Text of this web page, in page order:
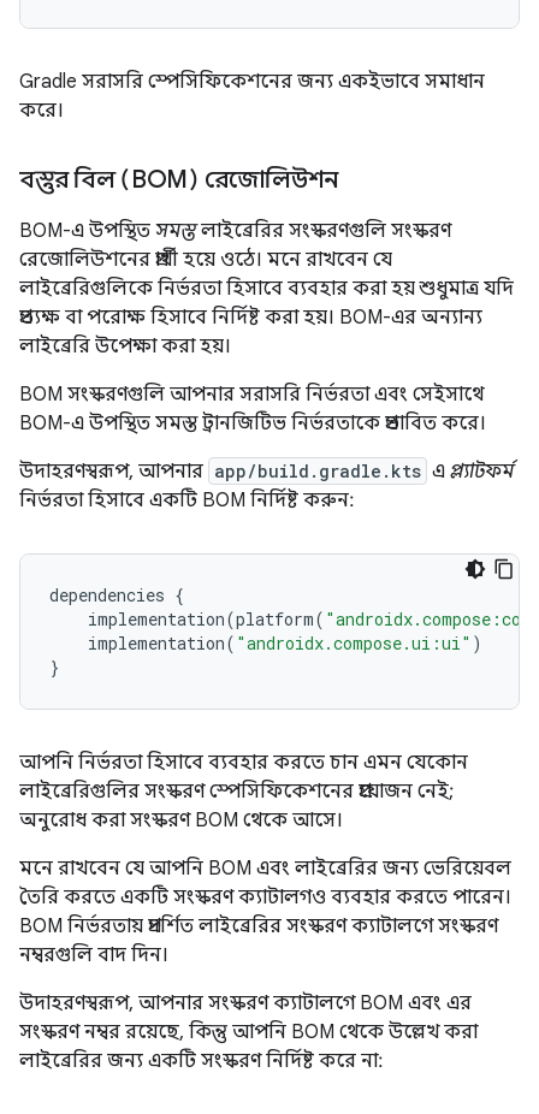
Gradle সরাসরি স্পেসিফিকেশনের জন্য একইভাবে সমাধান
করে।
বস্তুর বিল (BOM) রেজোলিউশন
BOM-এ উপস্থিত সমস্তলাইব্রেরির সংস্করণগুলি সংস্করণ
রেজোলিউশনের প্রার্থী হয়ে ওঠে। মনে রাখবেন যে
লাইব্রেরিগুলিকে নির্ভরতা হিসাবে ব্যবহার করা হয় শুধুমাত্র যদি
প্রত্যক্ষ বা পরোক্ষ হিসাবে নির্দিষ্ট করা হয়। BOM-এর অন্যান্য
লাইব্রেরি উপেক্ষা করা হয়।
BOM সংস্করণগুলি আপনার সরাসরি নির্ভরতা এবং সেইসাথে
BOM-এ উপস্থিত সমস্ত ট্রানজিটিভ নির্ভরতাকে প্রভাবিত করে।
উদাহরণস্বরূপ, আপনার app/build.gradle.kts এ প্ল্যাটফর্ম
নির্ভরতা হিসাবে একটি BOM নির্দিষ্ট করুন:
dependencies {
implementation(platform(
implementation( "androidx.compose.ui:ui" )
}
আপনি নির্ভরতা হিসাবে ব্যবহার করতে চান এমন যেকোন
লাইব্রেরিগুলির সংস্করণ স্পেসিফিকেশনের প্রয়োজন নেই;
অনুরোধ করা সংস্করণ BOM থেকে আসে।
মনে রাখবেন যে আপনি BOM এবং লাইব্রেরির জন্য ভেরিয়েবল
তৈরি করতে একটি সংস্করণ ক্যাটালগও ব্যবহার করতে পারেন।
BOM নির্ভরতায় প্রদর্শিত লাইব্রেরির সংস্করণ ক্যাটালগে সংস্করণ
নম্বরগুলি বাদ দিন।
উদাহরণস্বরূপ, আপনার সংস্করণ ক্যাটালগে BOM এবং এর
সংস্করণ নম্বর রয়েছে, কিন্তু আপনি BOM থেকে উল্লেখ করা
লাইব্রেরির জন্য একটি সংস্করণ নির্দিষ্ট করে না: